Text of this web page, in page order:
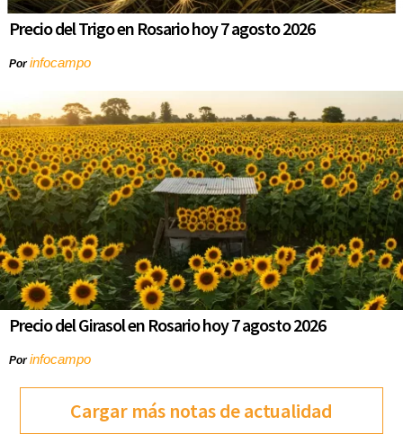
Precio del Trigo en Rosario hoy 7 agosto 2026
Porinfocampo
Precio del Girasol en Rosario hoy 7 agosto 2026
Porinfocampo
Cargar más notas de actualidad